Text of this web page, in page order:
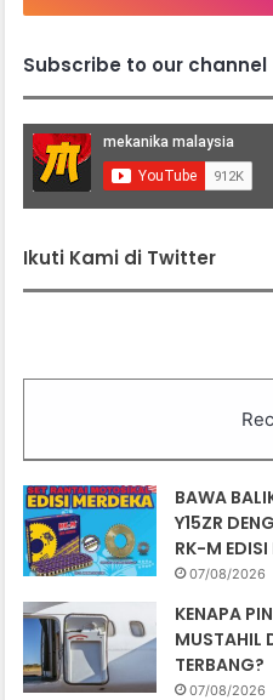
Subscribe to our channel
Ikuti Kami di Twitter
BAWA
Y15ZR
RK-M
07/08/2026
KENAPA
MUSTAHIL
TERBANG?
07/08/2026